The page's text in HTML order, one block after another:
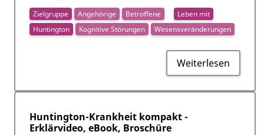
Weiterlesen
Zielgruppe Angehörige Betroffene
Leben mit
Huntington
Kognitive Störungen Wesensveränderungen
Huntington-Krankheit kompakt -
Erklärvideo, eBook, Broschüre